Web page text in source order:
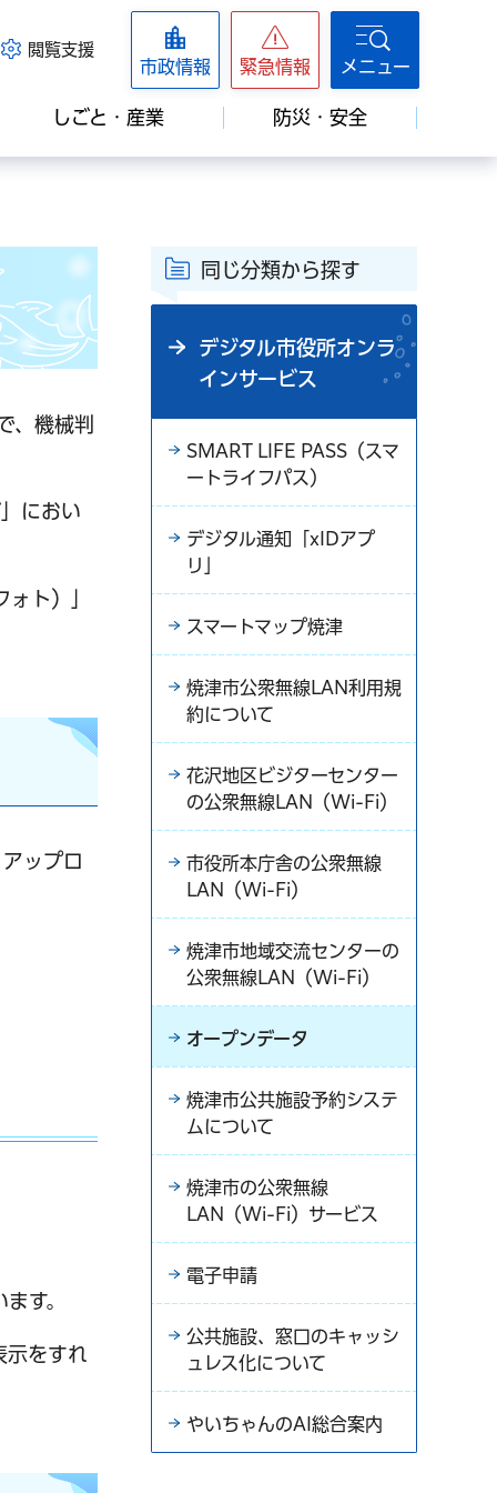
閲覧支援
市政情報 緊急情報 メニュー
しごと・産業 防災・安全
、機械判
におい
ト）」
ップロ
す。
示をすれ
同じ分類から探す
デジタル市役所オンラ
インサービス
SMART LIFE PASS（スマ
ートライフパス）
デジタル通知「xIDアプ
リ」
スマートマップ焼津
焼津市公衆無線LAN利用規
約について
花沢地区ビジターセンター
の公衆無線LAN（Wi-Fi）
市役所本庁舎の公衆無線
LAN（Wi-Fi）
焼津市地域交流センターの
公衆無線LAN（Wi-Fi）
オープンデータ
焼津市公共施設予約システ
ムについて
焼津市の公衆無線
LAN（Wi-Fi）サービス
電子申請
公共施設、窓口のキャッシ
ュレス化について
やいちゃんのAI総合案内